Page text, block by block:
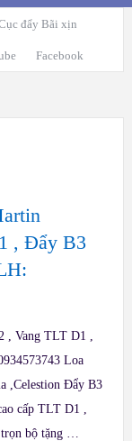
đẩy Bãi xịn
Facebook
, Đẩy B3
, Vang TLT D1 ,
Loa
,Celestion Đẩy B3
cấp TLT D1 ,
bộ tặng …